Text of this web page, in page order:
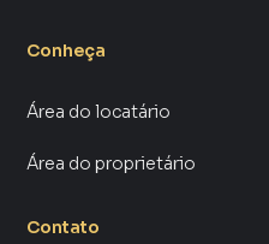
Conheça
Área do locatário
Área do proprietário
Contato